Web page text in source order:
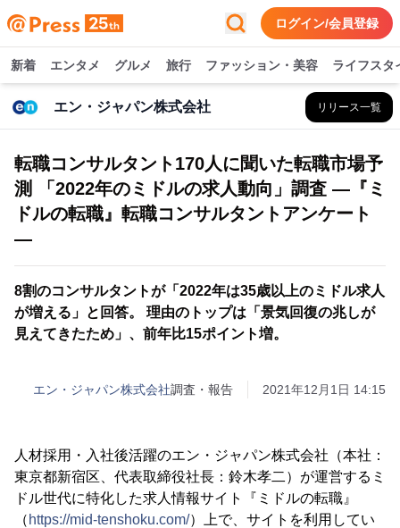
ログイン/会員登録
新着 エンタメ グルメ 旅行 ファッション・美容 ライフスタ
エン・ジャパン株式会社 リリース一覧
転職コンサルタント170人に聞いた転職市場予
測 「2022年のミドルの求人動向」調査 ―『ミ
ドルの転職』転職コンサルタントアンケート
―
8割のコンサルタントが「2022年は35歳以上のミドル求人
が増える」と回答。 理由のトップは「景気回復の兆しが
見えてきたため」、前年比15ポイント増。
エン・ジャパン株式会社調査・報告 2021年12月1日 14:15
人材採用・入社後活躍のエン・ジャパン株式会社（本社：
東京都新宿区、代表取締役社長：鈴木孝二）が運営するミ
ドル世代に特化した求人情報サイト『ミドルの転職』
（ https://mid-tenshoku.com/）上で、サイトを利用してい